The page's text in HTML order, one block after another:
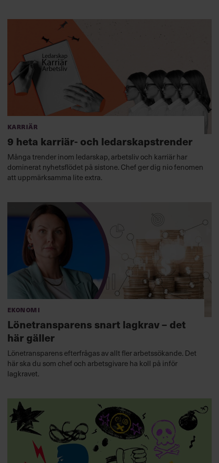
Karriär
9 heta karriär- och ledarskapstrender
Många trender inom ledarskap, arbetsliv och karriär har
dominerat nyhetsflödet på sistone. Chef ger dig nio fenomen
att uppmärksamma lite extra.
Ekonomi
Lönetransparens snart lagkrav – det
här gäller
Lönetransparens efterfrågas av allt fler arbetssökande. Det
här ska du som chef och arbetsgivare ha koll på inför
lagkravet.